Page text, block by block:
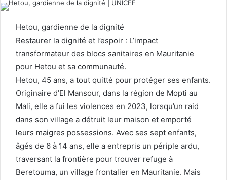
Hetou, gardienne de la dignité
Restaurer la dignité et l’espoir : L’impact
transformateur des blocs sanitaires en Mauritanie
pour Hetou et sa communauté.
Hetou, 45 ans, a tout quitté pour protéger ses enfants.
Originaire d’El Mansour, dans la région de Mopti au
Mali, elle a fui les violences en 2023, lorsqu’un raid
dans son village a détruit leur maison et emporté
leurs maigres possessions. Avec ses sept enfants,
âgés de 6 à 14 ans, elle a entrepris un périple ardu,
traversant la frontière pour trouver refuge à
Beretouma, un village frontalier en Mauritanie. Mais